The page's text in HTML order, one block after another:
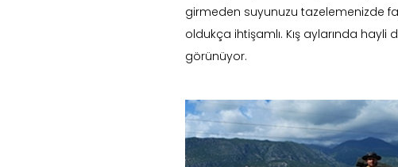
girmeden suyunuzu tazelemenizde
oldukça ihtişamlı. Kış aylarında
görünüyor.